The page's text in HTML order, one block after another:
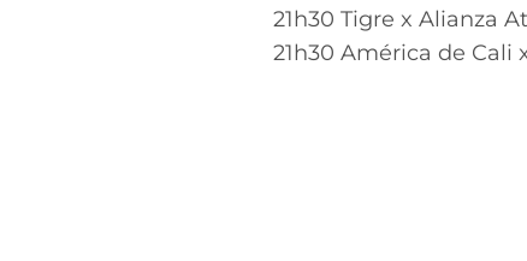
21h30 Tigre x Alianza
21h30 América de Cali